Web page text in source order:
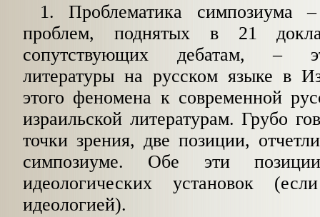
1. Проблематика симпозиума–
проблем, поднятых в 21
сопутствующих дебатам,–
литературы на русском языке в
этого феномена к современной
израильской литературам. Грубо
точки зрения, две позиции,
симпозиуме. Обе эти
идеологических установок
идеологией).